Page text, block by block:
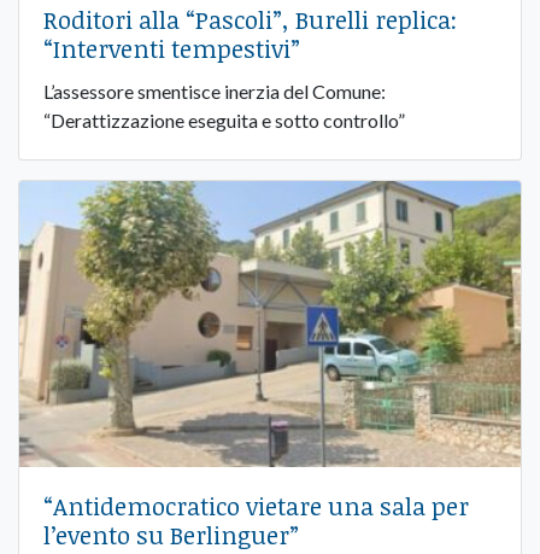
Roditori alla “Pascoli”, Burelli replica:
“Interventi tempestivi”
L’assessore smentisce inerzia del Comune:
“Derattizzazione eseguita e sotto controllo”
“Antidemocratico vietare una sala per
l’evento su Berlinguer”